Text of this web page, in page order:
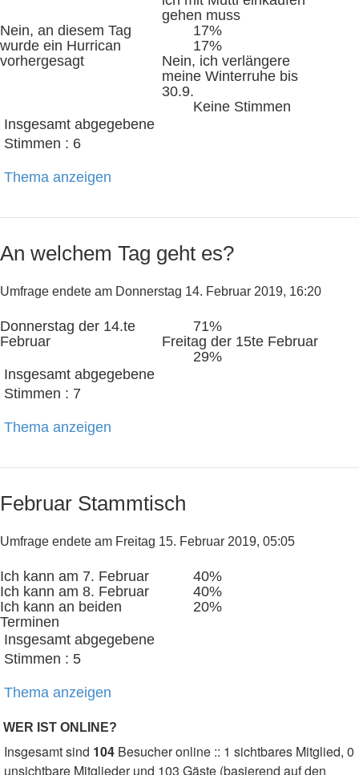
gehen muss
17%
Nein, an diesem Tag
wurde ein Hurrican
vorhergesagt
17%
Nein, ich verlängere
meine Winterruhe bis
30.9.
Keine Stimmen
Insgesamt abgegebene
Stimmen : 6
Thema anzeigen
An welchem Tag geht es?
Umfrage endete am Donnerstag 14. Februar 2019, 16:20
Donnerstag der 14.te
Februar
71%
Freitag der 15te Februar
29%
Insgesamt abgegebene
Stimmen : 7
Thema anzeigen
Februar Stammtisch
Umfrage endete am Freitag 15. Februar 2019, 05:05
Ich kann am 7. Februar
40%
Ich kann am 8. Februar
40%
Ich kann an beiden
Terminen
20%
Insgesamt abgegebene
Stimmen : 5
Thema anzeigen
WER IST ONLINE?
Insgesamt sind 104 Besucher online :: 1 sichtbares Mitglied, 0
unsichtbare Mitglieder und 103 Gäste (basierend auf den